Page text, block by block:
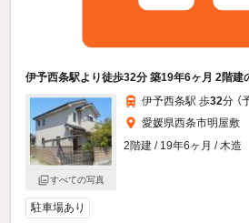
伊予西条駅より徒歩32分 築19年6ヶ月 2階建
すべての写真
伊予西条駅 歩32分 （
愛媛県西条市明屋敷
2階建 / 19年6ヶ月 / 木造
駐車場あり